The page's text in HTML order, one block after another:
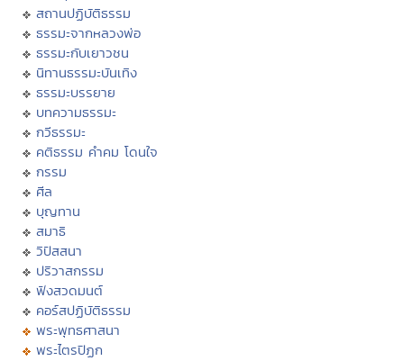
สถานปฏิบัติธรรม
ธรรมะจากหลวงพ่อ
ธรรมะกับเยาวชน
นิทานธรรมะบันเทิง
ธรรมะบรรยาย
บทความธรรมะ
กวีธรรมะ
คติธรรม คำคม โดนใจ
กรรม
ศีล
บุญทาน
สมาธิ
วิปัสสนา
ปริวาสกรรม
ฟังสวดมนต์
คอร์สปฏิบัติธรรม
พระพุทธศาสนา
พระไตรปิฏก